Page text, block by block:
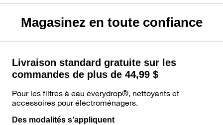
Magasinez en toute confiance
Livraison standard gratuite sur les
commandes de plus de 44,99 $
Pour les filtres à eau everydrop®, nettoyants et
accessoires pour électroménagers.
Des modalités s’appliquent